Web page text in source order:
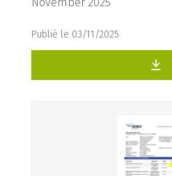
Publié le 03/11/2025